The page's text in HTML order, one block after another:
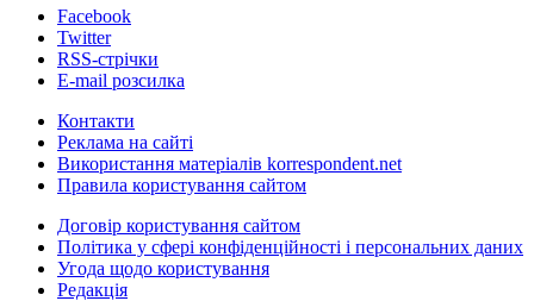
Facebook
Twitter
RSS-стрічки
E-mail розсилка
Контакти
Реклама на сайті
Використання матеріалів korrespondent.net
Правила користування сайтом
Договір користування сайтом
Політика у сфері конфіденційності і персональних даних
Угода щодо користування
Редакція